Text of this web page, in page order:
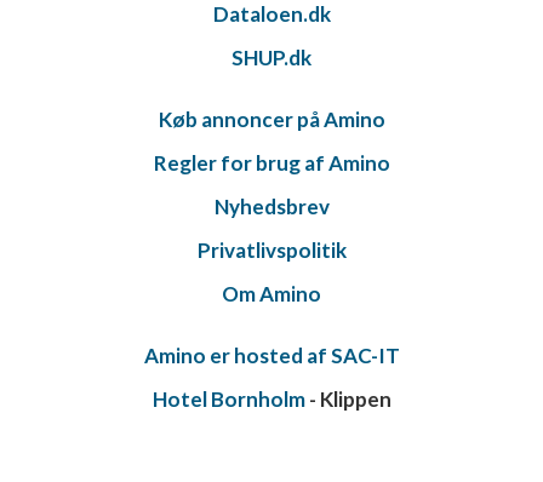
Dataloen.dk
SHUP.dk
Køb annoncer på Amino
Regler for brug af Amino
Nyhedsbrev
Privatlivspolitik
Om Amino
Amino er hosted af SAC-IT
Hotel Bornholm- Klippen